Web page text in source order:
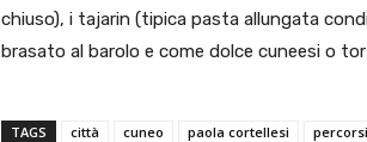
chiuso), i tajarin (tipica pasta allungata
brasato al barolo e come dolce cuneesi o
TAGS città cuneo paola cortellesi